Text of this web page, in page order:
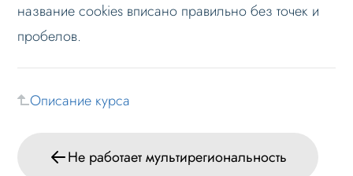
название cookies вписано правильно без точек и
пробелов.
Описание курса
Не работает мультирегиональность